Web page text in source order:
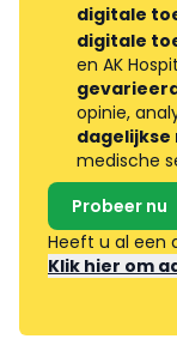
digitale
digitale
en AK
opinie,
medische
Probeer nu
Heeft u al een
Klik hier om